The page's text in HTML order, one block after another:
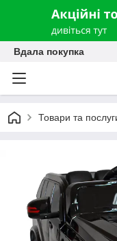
Вдала покупка
Товари та